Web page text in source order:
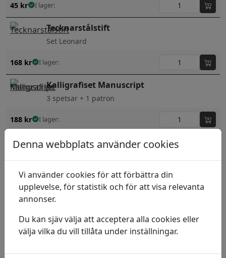
45 kr I lager:
Tecknarstålstift
Set Leonard
168 kr I lager:
Kalligrafiset Manuscript
3 spetsar + 1 patron
188 kr I lager:
Kalligrafipenna ZIG Calligraphy Pen
Calligr Pen 1mm Svart
32 kr I lager:
Calligraphy Pen 10
Denna webbplats använder cookies
Vi använder cookies för att förbättra din
upplevelse, för statistik och för att visa relevanta
annonser.
Du kan sjäv välja att acceptera alla cookies eller
välja vilka du vill tillåta under inställningar.